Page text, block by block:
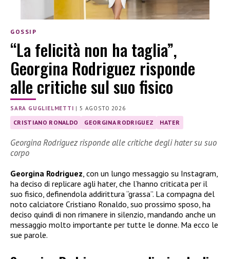
GOSSIP
“La felicità non ha taglia”,
Georgina Rodriguez risponde
alle critiche sul suo fisico
SARA GUGLIELMETTI | 5 AGOSTO 2026
CRISTIANO RONALDO GEORGINA RODRIGUEZ HATER
Georgina Rodriguez risponde alle critiche degli hater su suo
corpo
Georgina Rodriguez, con un lungo messaggio su Instagram,
ha deciso di replicare agli hater, che l’hanno criticata per il
suo fisico, definendola addirittura “grassa”. La compagna del
noto calciatore Cristiano Ronaldo, suo prossimo sposo, ha
deciso quindi di non rimanere in silenzio, mandando anche un
messaggio molto importante per tutte le donne. Ma ecco le
sue parole.